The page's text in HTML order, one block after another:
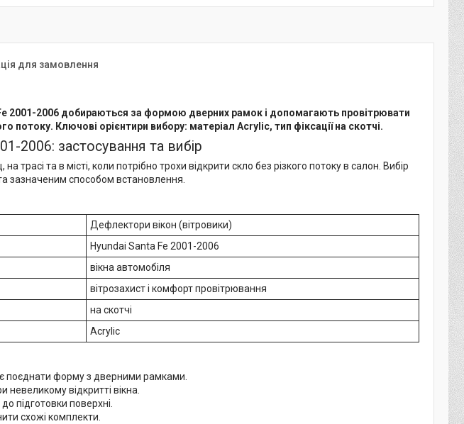
для замовлення
2001-2006 добираються за формою дверних рамок і допомагають провітрювати
Ключові орієнтири вибору: матеріал Acrylic, тип фіксації на скотчі.
2006: застосування та вибір
трасі та в місті, коли потрібно трохи відкрити скло без різкого потоку в салон. Вибір
зазначеним способом встановлення.
Дефлектори вікон (вітровики)
Hyundai Santa Fe 2001-2006
вікна автомобіля
вітрозахист і комфорт провітрювання
на скотчі
Acrylic
поєднати форму з дверними рамками.
відкритті вікна.
підготовки поверхні.
схожі комплекти.